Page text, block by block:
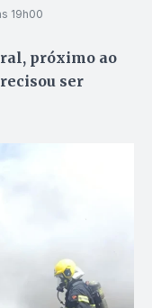
19h00
próximo ao
ser